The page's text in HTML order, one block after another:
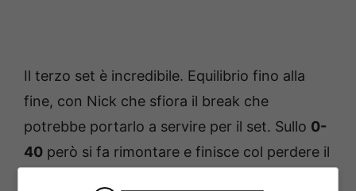
Il terzo set è incredibile. Equilibrio fino alla
fine, con Nick che sfiora il break che
potrebbe portarlo a servire per il set. Sullo 0-
40 però si fa rimontare e finisce col perdere il